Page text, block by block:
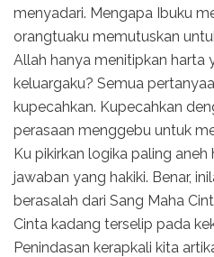
menyadari. Mengapa Ibuku
orangtuaku memutuskan
Allah hanya menitipkan harta
keluargaku? Semua
kupecahkan. Kupecahkan
perasaan menggebu untuk
Ku pikirkan logika paling
jawaban yang hakiki. Benar,
berasalah dari Sang Maha
Cinta kadang terselip pada
Penindasan kerapkali kita